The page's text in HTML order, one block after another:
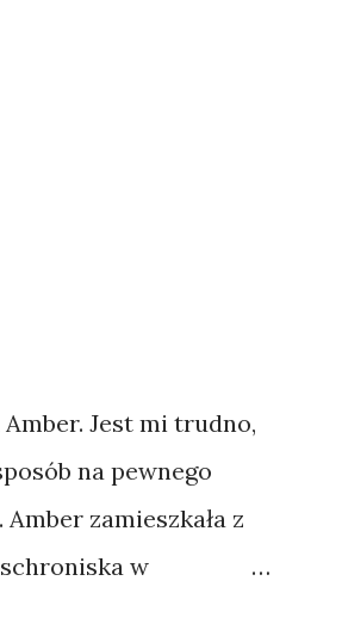
Jest mi trudno,
na pewnego
zamieszkała z
w